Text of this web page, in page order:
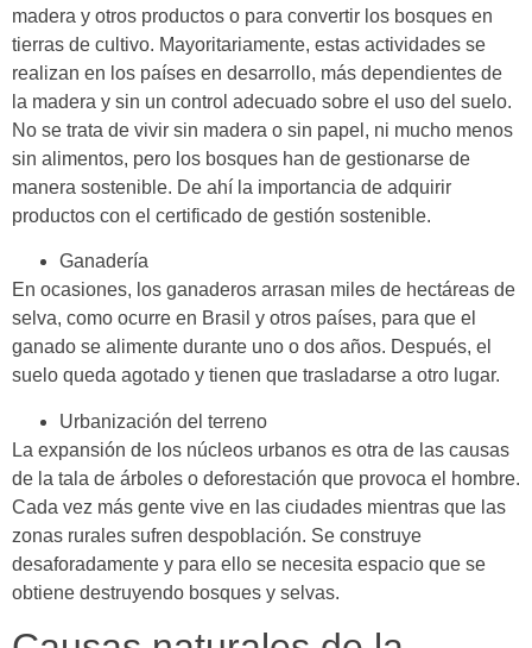
madera y otros productos o para convertir los bosques en
tierras de cultivo. Mayoritariamente, estas actividades se
realizan en los países en desarrollo, más dependientes de
la madera y sin un control adecuado sobre el uso del suelo.
No se trata de vivir sin madera o sin papel, ni mucho menos
sin alimentos, pero los bosques han de gestionarse de
manera sostenible. De ahí la importancia de adquirir
productos con el certificado de gestión sostenible.
Ganadería
En ocasiones, los ganaderos arrasan miles de hectáreas de
selva, como ocurre en Brasil y otros países, para que el
ganado se alimente durante uno o dos años. Después, el
suelo queda agotado y tienen que trasladarse a otro lugar.
Urbanización del terreno
La expansión de los núcleos urbanos es otra de las causas
de la tala de árboles o deforestación que provoca el hombre.
Cada vez más gente vive en las ciudades mientras que las
zonas rurales sufren despoblación. Se construye
desaforadamente y para ello se necesita espacio que se
obtiene destruyendo bosques y selvas.